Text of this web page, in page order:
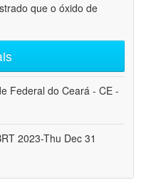
que o óxido de
Federal do Ceará - CE -
2023-Thu Dec 31